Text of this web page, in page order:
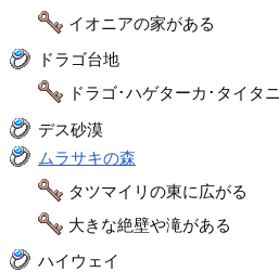
イオニアの家がある
ドラゴ台地
ドラゴ･ハゲターカ･タイタ
デス砂漠
ムラサキの森
タツマイリの東に広がる
大きな絶壁や滝がある
ハイウェイ